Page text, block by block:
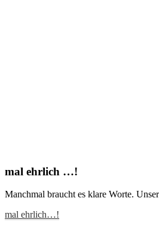
mal ehrlich …!
Manchmal braucht es klare Worte.
mal ehrlich…!